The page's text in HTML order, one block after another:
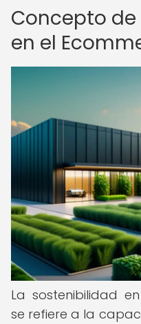
Concepto
en el
La sostenibilidad
se refiere a la